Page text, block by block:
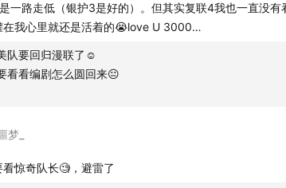
一路走低（银护3是好的）。但其实复联4我也一直没有
在我心里就还是活着的😭love U 3000…
队要回归漫联了☺️
看看编剧怎么圆回来😐
_
惊奇队长🧐，避雷了